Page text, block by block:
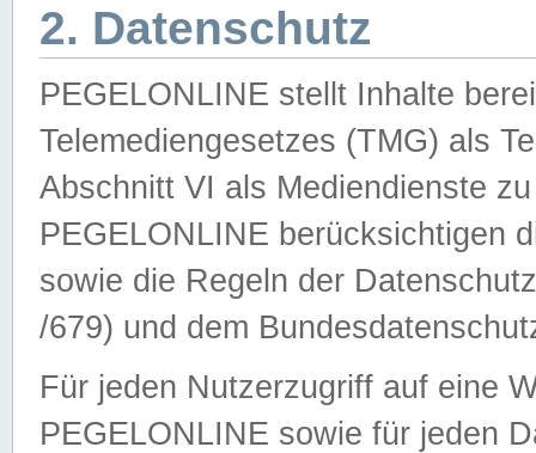
2. Datenschutz
PEGELONLINE stellt Inhalte
Telemediengesetzes (TMG) als
Abschnitt VI als Mediendienste
PEGELONLINE berücksichtigen
sowie die Regeln der
/679) und dem
Für jeden Nutzerzugriff auf eine
PEGELONLINE sowie für jeden